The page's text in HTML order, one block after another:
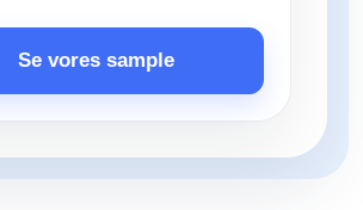
Se vores sample